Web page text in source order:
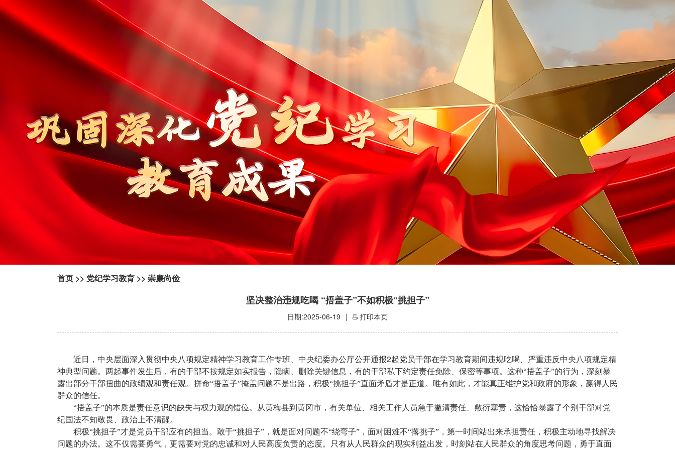
首页 >> 党纪学习教育 >> 崇廉尚俭
坚决整治违规吃喝 “捂盖子”不如积极“挑担子”
日期:2025-06-19 | 打印本页
近日，中央层面深入贯彻中央八项规定精神学习教育工作专班、中央纪委办公厅公开通报2起党员干部在学习教育期间违规吃喝、严重违反中央八项规定精
神典型问题。两起事件发生后，有的干部不按规定如实报告，隐瞒、删除关键信息，有的干部私下约定责任免除、保密等事项。这种“捂盖子”的行为，深刻暴
露出部分干部扭曲的政绩观和责任观。拼命“捂盖子”掩盖问题不是出路，积极“挑担子”直面矛盾才是正道。唯有如此，才能真正维护党和政府的形象，赢得人民
群众的信任。
“捂盖子”的本质是责任意识的缺失与权力观的错位。从黄梅县到黄冈市，有关单位、相关工作人员急于撇清责任、敷衍塞责，这恰恰暴露了个别干部对党
纪国法不知敬畏、政治上不清醒。
积极“挑担子”才是党员干部应有的担当。敢于“挑担子”，就是面对问题不“绕弯子”，面对困难不“撂挑子”，第一时间站出来承担责任，积极主动地寻找解决
问题的办法。这不仅需要勇气，更需要对党的忠诚和对人民高度负责的态度。只有从人民群众的现实利益出发，时刻站在人民群众的角度思考问题，勇于直面